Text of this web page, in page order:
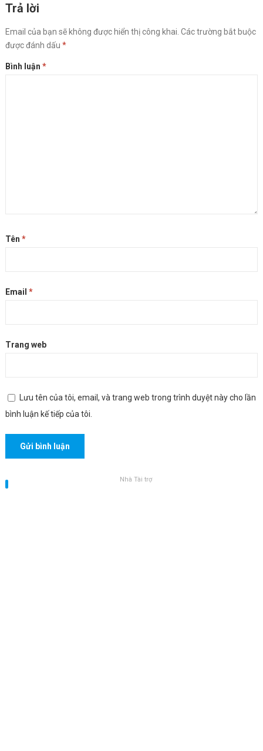
Trả lời
Email của bạn sẽ không được hiển thị công khai. Các trường bắt buộc
được đánh dấu *
Bình luận *
Tên *
Email *
Trang web
Lưu tên của tôi, email, và trang web trong trình duyệt này cho lần
bình luận kế tiếp của tôi.
Nhà Tài trợ